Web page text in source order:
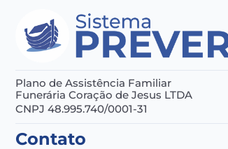
Plano de Assistência Familiar
Funerária Coração de Jesus LTDA
CNPJ 48.995.740/0001-31
Contato